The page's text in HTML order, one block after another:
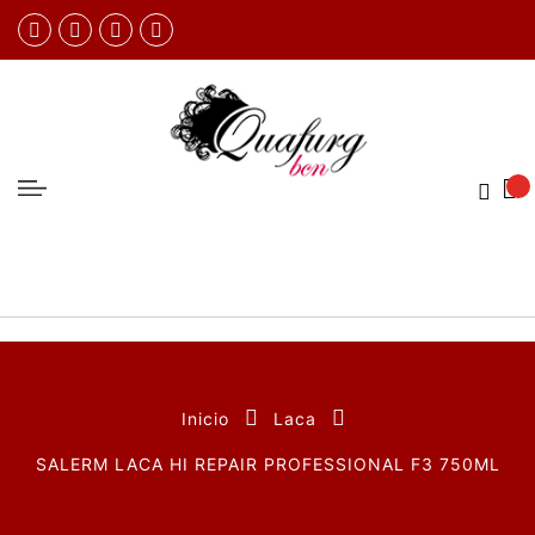
Inicio Laca
SALERM LACA HI REPAIR PROFESSIONAL F3 750ML